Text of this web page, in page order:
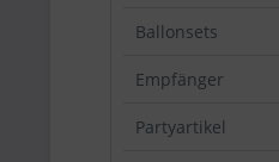
Ballonsets
Empfänger
Partyartikel